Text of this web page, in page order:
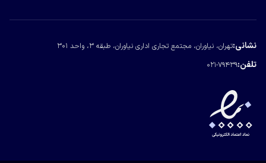
مجله یابکس
نشانی:تهران، نیاوران، مجتمع تجاری اداری نیاوران، طبقه ۳، واحد ۳۰۱
تلفن:021-79439